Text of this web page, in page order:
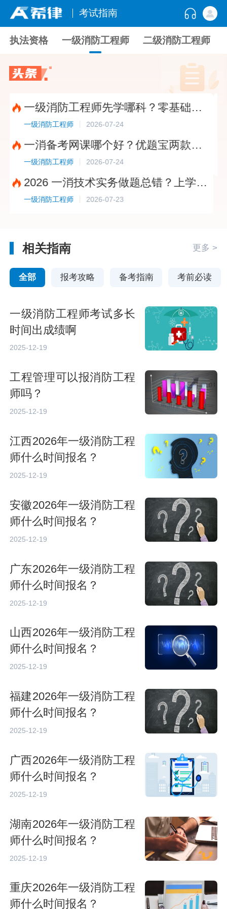
考试指南
执法资格 一级消防工程师 二级消防工程师
一级消防工程师先学哪科？零基础三科备考顺序+方法?
级消防工程师 2026-07-24
一消备考网课哪个好？优题宝两款班型详细对比?
级消防工程师 2026-07-24
2026 一消技术实务做题总错？上学吧题库母题带练课帮你突破正确率瓶颈?
级消防工程师 2026-07-23
相关指南 更多 >
全部 报考攻略 备考指南 考前必读
一级消防工程师考试多长
时间出成绩啊
2025-12-19
工程管理可以报消防工程
师吗？
2025-12-19
江西2026年一级消防工程
师什么时间报名？
2025-12-19
安徽2026年一级消防工程
师什么时间报名？
2025-12-19
广东2026年一级消防工程
师什么时间报名？
2025-12-19
山西2026年一级消防工程
师什么时间报名？
2025-12-19
福建2026年一级消防工程
师什么时间报名？
2025-12-19
广西2026年一级消防工程
师什么时间报名？
2025-12-19
湖南2026年一级消防工程
师什么时间报名？
2025-12-19
重庆2026年一级消防工程
师什么时间报名？